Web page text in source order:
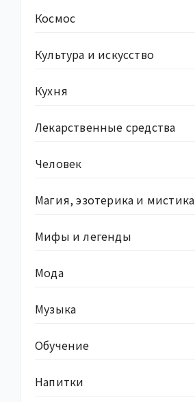
Космос
Культура и искусство
Кухня
Лекарственные средства
Человек
Магия, эзотерика и мистика
Мифы и легенды
Мода
Музыка
Обучение
Напитки